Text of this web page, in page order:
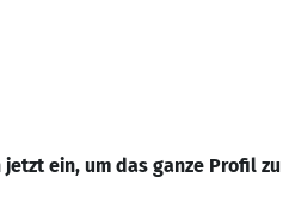
jetzt ein, um das ganze Profil